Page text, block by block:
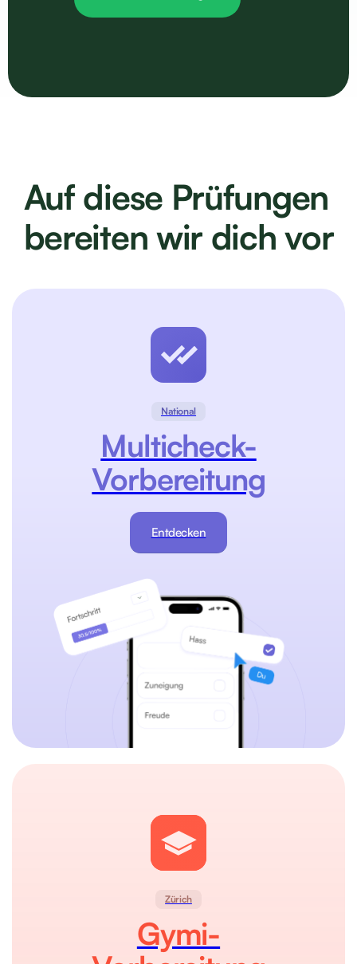
Auf diese Prüfungen
bereiten wir dich vor
National
Multicheck-
Vorbereitung
Entdecken
Zürich
Gymi-